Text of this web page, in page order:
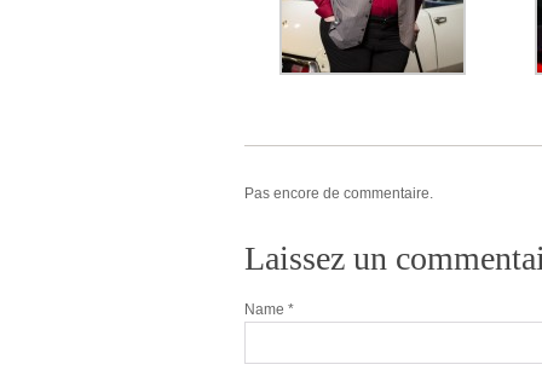
Pas encore de commentaire.
Laissez un
Name *